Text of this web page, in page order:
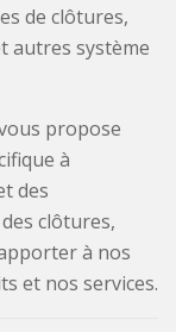
de clôtures,
autres système
propose
à
des
clôtures,
à nos
et nos services.